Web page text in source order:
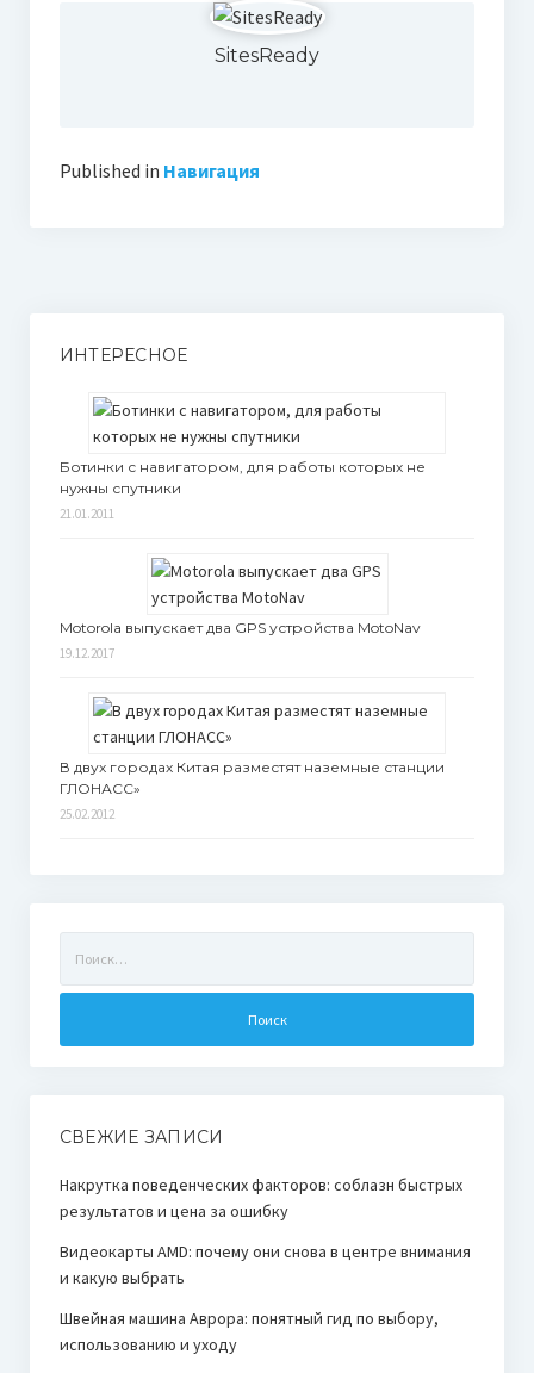
SitesReady
Published in Навигация
ИНТЕРЕСНОЕ
Ботинки с навигатором, для работы которых не
нужны спутники
21.01.2011
Motorola выпускает два GPS устройства MotoNav
19.12.2017
В двух городах Китая разместят наземные станции
ГЛОНАСС»
25.02.2012
СВЕЖИЕ ЗАПИСИ
Накрутка поведенческих факторов: соблазн быстрых
результатов и цена за ошибку
Видеокарты AMD: почему они снова в центре внимания
и какую выбрать
Швейная машина Аврора: понятный гид по выбору,
использованию и уходу